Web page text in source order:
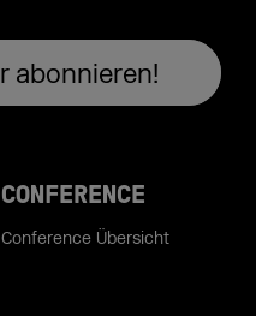
CONFERENCE
Conference Übersicht